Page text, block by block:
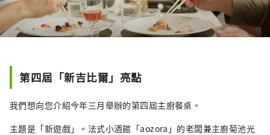
第四屆「新吉比爾」亮點
我們想向您介紹今年三月舉辦的第四屆主廚餐桌。
主題是「新遊戲」。法式小酒館「aozora」的老闆兼主廚菊池光